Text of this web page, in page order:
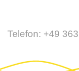
Direkt
Telefon: +49